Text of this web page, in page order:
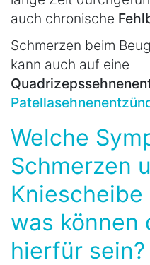
auch chronische
Schmerzen beim
kann auch auf eine
Welche
Schmerzen
was können
hierfür sein?